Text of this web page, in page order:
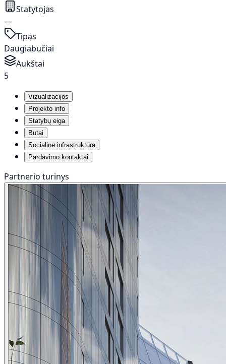
Statytojas
—
Tipas
Daugiabučiai
Aukštai
5
Vizualizacijos
Projekto info
Statybų eiga
Butai
Socialinė infrastruktūra
Pardavimo kontaktai
Partnerio turinys